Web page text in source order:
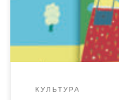
подією свого
Драчковська. – […]
КУЛЬТУРА